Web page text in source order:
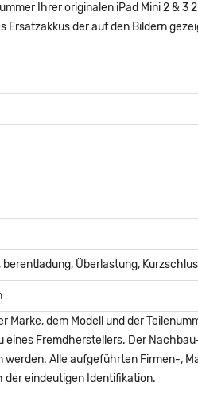
Ihrer originalen iPad Mini 2 & 3
der auf den Bildern
Überlastung,
dem Modell und der
Fremdherstellers. Der
Alle aufgeführten Firmen-,
der eindeutigen Identifikation.